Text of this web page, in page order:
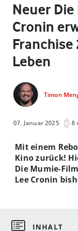
Neuer
Cronin
Franchise
Leben
Timon
07. Januar 2025 8
Mit einem
Kino zurück!
Die Mumie-
Lee Cronin